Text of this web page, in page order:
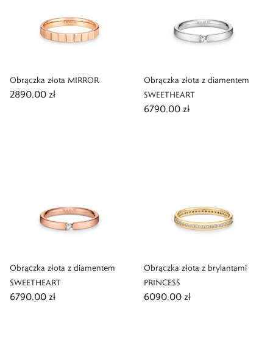
Obrączka złota MIRROR
2890,00 zł
Obrączka złota z diamentem
SWEETHEART
6790,00 zł
Obrączka złota z diamentem
SWEETHEART
6790,00 zł
Obrączka złota z brylantami
PRINCESS
6090,00 zł